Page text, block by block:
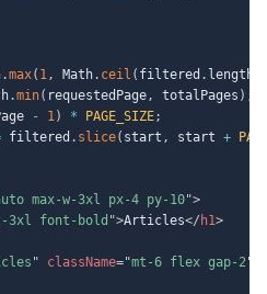
.max( 1, Math. ceil ( filtered . length
.min( requestedPage, totalPages ) ;
- 1) * PAGE_SIZE;
filtered . slice( start , start +
max-w-3xl px-4 py-10">
3xl font-bold ">Articles</ h1>
" className="mt-6 flex gap-2"